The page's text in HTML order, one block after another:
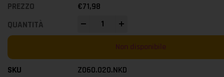
€71,98
Non disponibile
Z060.020.NKD